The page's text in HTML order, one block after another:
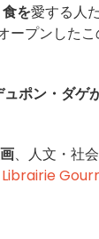
食を愛する人
プンしたこ
ポン・ダゲ
、人文・社会
Librairie